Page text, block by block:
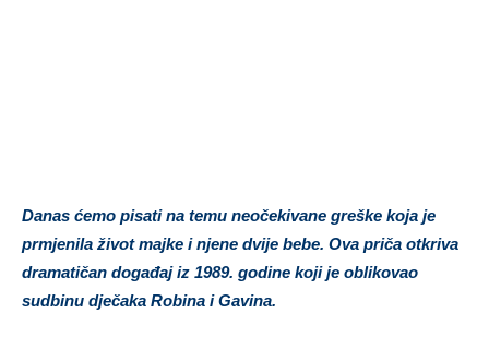
Danas ćemo pisati na temu neočekivane greške koja je
prmjenila život majke i njene dvije bebe. Ova priča otkriva
dramatičan događaj iz 1989. godine koji je oblikovao
sudbinu dječaka Robina i Gavina.